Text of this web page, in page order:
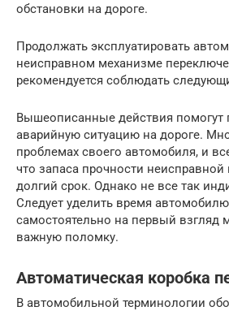
обстановки на дороге.
Продолжать эксплуатировать
неисправном механизме
рекомендуется соблюдать
Вышеописанные действия помогут
аварийную ситуацию на дороге.
проблемах своего автомобиля, и
что запаса прочности неисправной
долгий срок. Однако не все так
Следует уделить время
самостоятельно на первый взгляд
важную поломку.
Автоматическая коробка
В автомобильной терминологии